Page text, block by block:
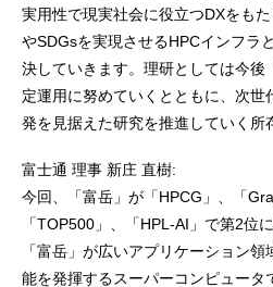
実用性で現実社会に役立つDXをも
やSDGsを実現させるHPCインフラ
決していきます。理研としては今後
定運用に努めていくとともに、次世
発を見据えた研究を推進していく所
富士通 理事 新庄 直樹:
今回、「富岳」が「HPCG」、「
「TOP500」、「HPL-AI」で第2位
「富岳」が広いアプリケーション
能を発揮するスーパーコンピュータ